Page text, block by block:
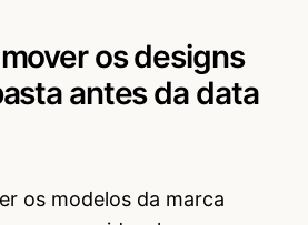
os designs
antes da data
os modelos da marca